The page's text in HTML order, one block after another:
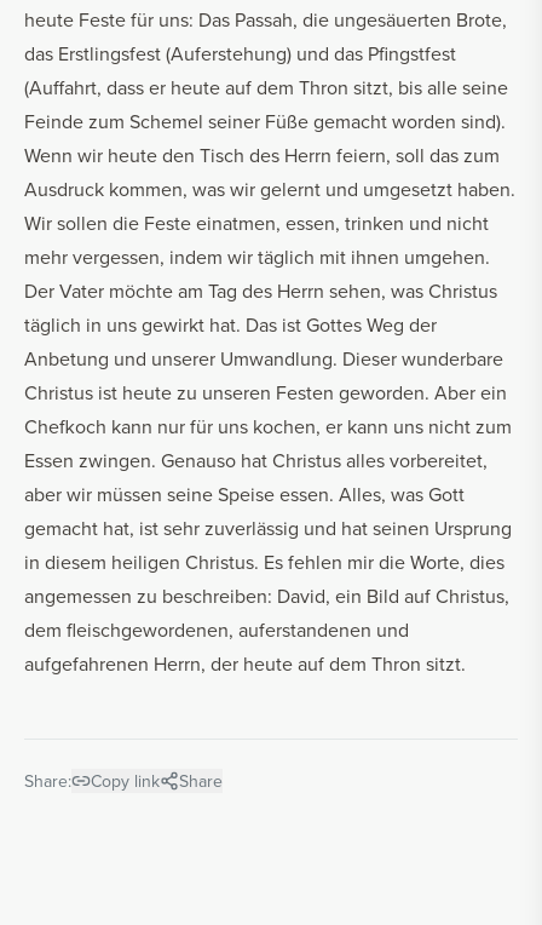
heute Feste für uns: Das Passah, die ungesäuerten Brote,
das Erstlingsfest (Auferstehung) und das Pfingstfest
(Auffahrt, dass er heute auf dem Thron sitzt, bis alle seine
Feinde zum Schemel seiner Füße gemacht worden sind).
Wenn wir heute den Tisch des Herrn feiern, soll das zum
Ausdruck kommen, was wir gelernt und umgesetzt haben.
Wir sollen die Feste einatmen, essen, trinken und nicht
mehr vergessen, indem wir täglich mit ihnen umgehen.
Der Vater möchte am Tag des Herrn sehen, was Christus
täglich in uns gewirkt hat. Das ist Gottes Weg der
Anbetung und unserer Umwandlung. Dieser wunderbare
Christus ist heute zu unseren Festen geworden. Aber ein
Chefkoch kann nur für uns kochen, er kann uns nicht zum
Essen zwingen. Genauso hat Christus alles vorbereitet,
aber wir müssen seine Speise essen. Alles, was Gott
gemacht hat, ist sehr zuverlässig und hat seinen Ursprung
in diesem heiligen Christus. Es fehlen mir die Worte, dies
angemessen zu beschreiben: David, ein Bild auf Christus,
dem fleischgewordenen, auferstandenen und
aufgefahrenen Herrn, der heute auf dem Thron sitzt.
Share: Copy link Share